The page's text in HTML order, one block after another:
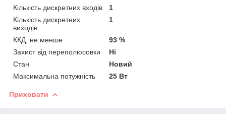
Кількість дискретних входів
1
Кількість дискретних
виходів
1
ККД, не менше
93 %
Захист від переполюсовки
Ні
Стан
Новий
Максимальна потужність
25 Вт
Приховати